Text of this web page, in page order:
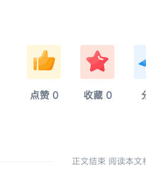
淚
点赞 0
奈
收藏 0
正文结束 阅读本文